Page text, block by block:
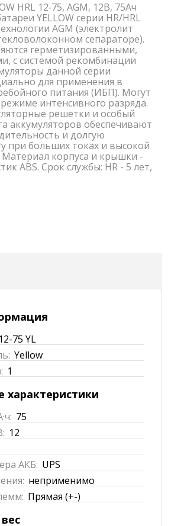
HRL 12‐75, AGM, 12В, 75Ач
YELLOW серии HR/HRL
AGM (электролит
сепараторе).
герметизированными,
с системой рекомбинации
данной серии
для применения в
питания (ИБП). Могут
интенсивного разряда.
решетки и особый
аккумуляторов обеспечивают
и долгую
при больших токах и высокой
Материал корпуса и крышки -
ABS. Срок службы: HR - 5 лет,
75 YL
Yellow
1
характеристики
75
12
АКБ: UPS
неприменимо
Прямая (+-)